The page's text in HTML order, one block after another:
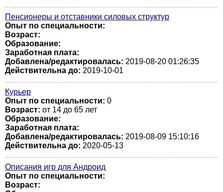
Пенсионеры и отставники силовых структур
Опыт по специальности:
Возраст:
Образование:
Заработная плата:
Добавлена/редактировалась: 2019-08-20 01:26:35
Действительна до: 2019-10-01
Курьер
Опыт по специальности: 0
Возраст: от 14 до 65 лет
Образование:
Заработная плата:
Добавлена/редактировалась: 2019-08-09 15:10:16
Действительна до: 2020-05-13
Описания игр для Андроид
Опыт по специальности:
Возраст: